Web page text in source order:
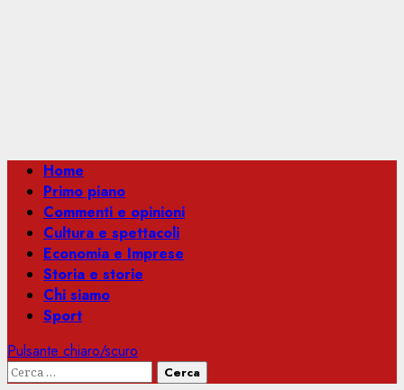
Menu
principale
Home
Primo piano
Commenti e opinioni
Cultura e spettacoli
Economia e Imprese
Storia e storie
Chi siamo
Sport
Pulsante chiaro/scuro
Ricerca